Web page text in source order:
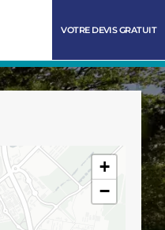
VOTRE DEVIS GRATUIT
+
−